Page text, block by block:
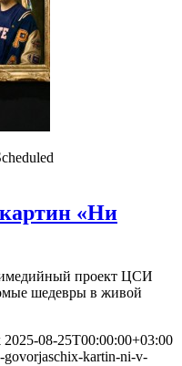
«Ни
проект ЦСИ
шедевры в живой
2025-08-25T00:00:00+03:00
govorjaschix-kartin-ni-v-